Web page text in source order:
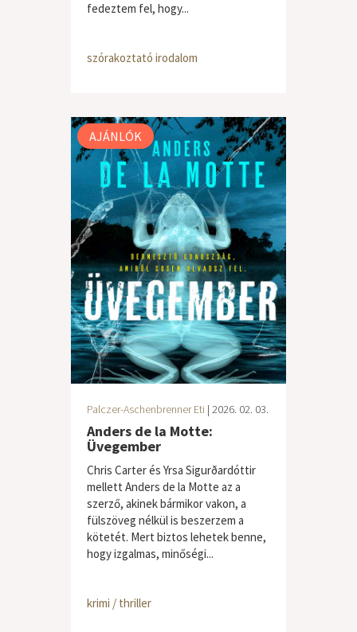
fedeztem fel, hogy...
szórakoztató irodalom
AJÁNLÓK
Palczer-Aschenbrenner Eti | 2026. 02. 03.
Anders de la Motte:
Üvegember
Chris Carter és Yrsa Sigurðardóttir
mellett Anders de la Motte az a
szerző, akinek bármikor vakon, a
fülszöveg nélkül is beszerzem a
kötetét. Mert biztos lehetek benne,
hogy izgalmas, minőségi...
krimi / thriller